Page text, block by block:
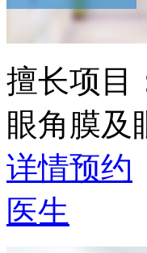
擅长项目
眼角膜及
详情预约
医生